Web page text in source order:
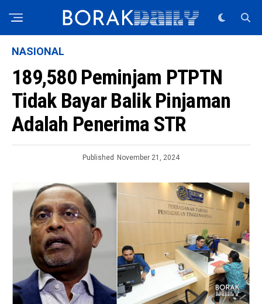
NASIONAL
189,580 Peminjam PTPTN
Tidak Bayar Balik Pinjaman
Adalah Penerima STR
Published November 21, 2024